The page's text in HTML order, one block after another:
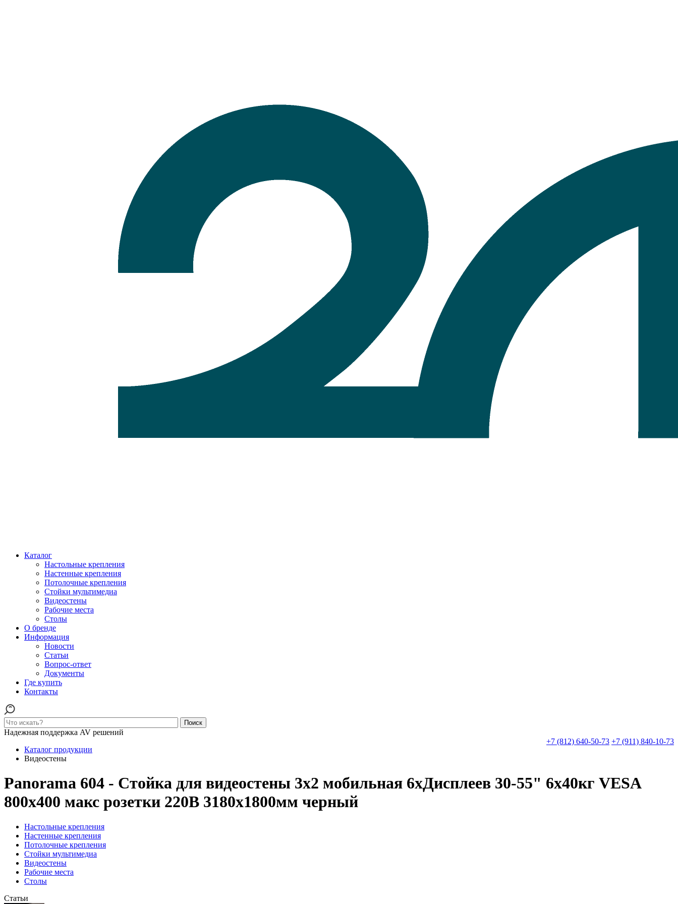
Каталог
Настольные крепления
Настенные крепления
Потолочные крепления
Стойки мультимедиа
Видеостены
Рабочие места
Столы
О бренде
Информация
Новости
Статьи
Вопрос-ответ
Документы
Где купить
Контакты
Поиск
Надежная поддержка AV решений
+7 (812) 640-50-73 +7 (911) 840-10-73
Каталог продукции
Видеостены
Panorama 604 - Стойка для видеостены 3x2 мобильная 6xДисплеев 30-55" 6x40кг VESA
800x400 макс розетки 220В 3180x1800мм черный
Настольные крепления
Настенные крепления
Потолочные крепления
Стойки мультимедиа
Видеостены
Рабочие места
Столы
Статьи